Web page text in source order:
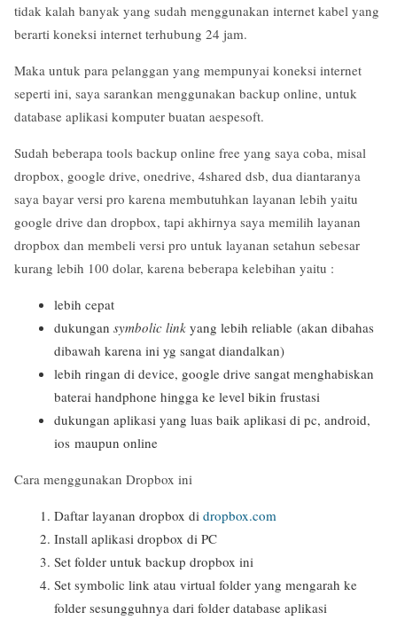
tidak kalah banyak yang sudah menggunakan internet kabel yang
berarti koneksi internet terhubung 24 jam.
Maka untuk para pelanggan yang mempunyai koneksi internet
seperti ini, saya sarankan menggunakan backup online, untuk
database aplikasi komputer buatan aespesoft.
Sudah beberapa tools backup online free yang saya coba, misal
dropbox, google drive, onedrive, 4shared dsb, dua diantaranya
saya bayar versi pro karena membutuhkan layanan lebih yaitu
google drive dan dropbox, tapi akhirnya saya memilih layanan
dropbox dan membeli versi pro untuk layanan setahun sebesar
kurang lebih 100 dolar, karena beberapa kelebihan yaitu :
lebih cepat
dukungan symbolic link yang lebih reliable (akan dibahas
dibawah karena ini yg sangat diandalkan)
lebih ringan di device, google drive sangat menghabiskan
baterai handphone hingga ke level bikin frustasi
dukungan aplikasi yang luas baik aplikasi di pc, android,
ios maupun online
Cara menggunakan Dropbox ini
Daftar layanan dropbox di dropbox.com
Install aplikasi dropbox di PC
Set folder untuk backup dropbox ini
Set symbolic link atau virtual folder yang mengarah ke
folder sesungguhnya dari folder database aplikasi